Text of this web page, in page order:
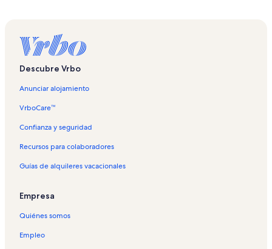
Descubre Vrbo
Anunciar alojamiento
VrboCare™
Confianza y seguridad
Recursos para colaboradores
Guías de alquileres vacacionales
Empresa
Quiénes somos
Empleo